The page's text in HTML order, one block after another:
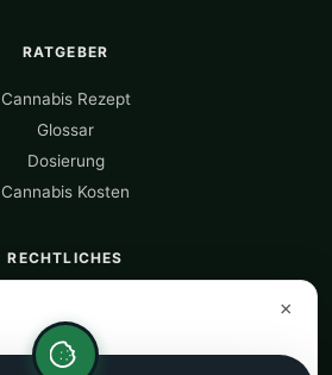
RATGEBER
Cannabis Rezept
Glossar
Dosierung
Cannabis Kosten
RECHTLICHES
Datenquellen
Datenschutz
×